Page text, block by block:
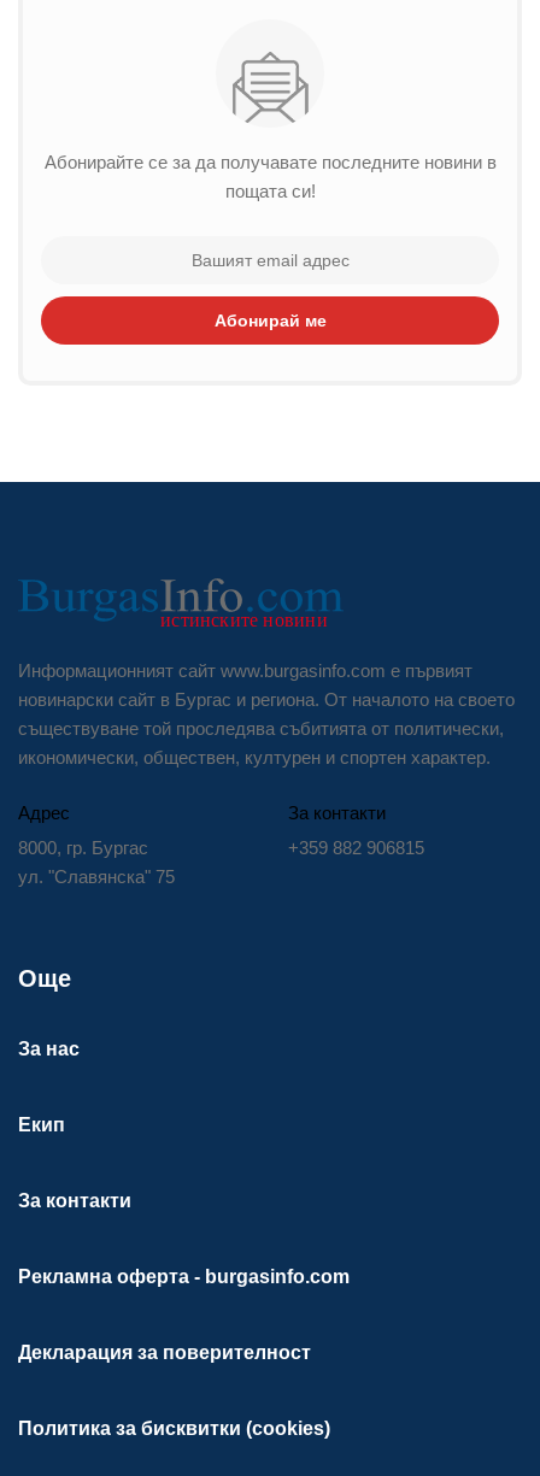
Абонирайте се за да получавате последните новини в
пощата си!
Абонирай ме
Информационният сайт www.burgasinfo.com е първият
новинарски сайт в Бургас и региона. От началото на своето
съществуване той проследява събитията от политически,
икономически, обществен, културен и спортен характер.
Адрес
8000, гр. Бургас
ул. "Славянска" 75
За контакти
+359 882 906815
Още
За нас
Екип
За контакти
Рекламна оферта - burgasinfo.com
Декларация за поверителност
Политика за бисквитки (cookies)